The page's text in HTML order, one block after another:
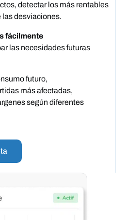
detectar los más rentables
las desviaciones.
fácilmente
las necesidades futuras
futuro,
más afectadas,
según diferentes